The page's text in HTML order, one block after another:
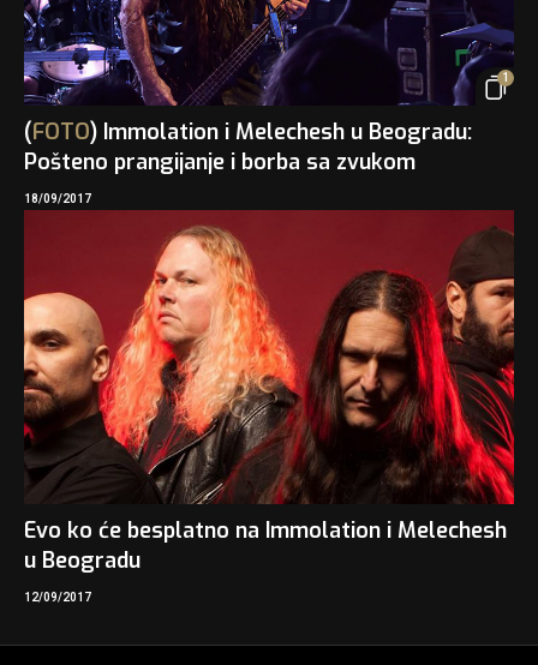
1
(FOTO) Immolation i Melechesh u Beogradu:
Pošteno prangijanje i borba sa zvukom
18/09/2017
Evo ko će besplatno na Immolation i Melechesh
u Beogradu
12/09/2017